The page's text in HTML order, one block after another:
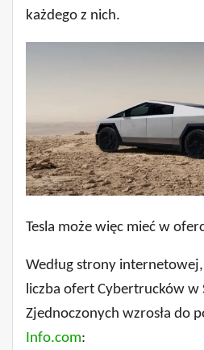
każdego z nich.
Tesla może więc mieć w
Według strony
liczba ofert Cybertrucków w
Zjednoczonych wzrosła do
Info.com: